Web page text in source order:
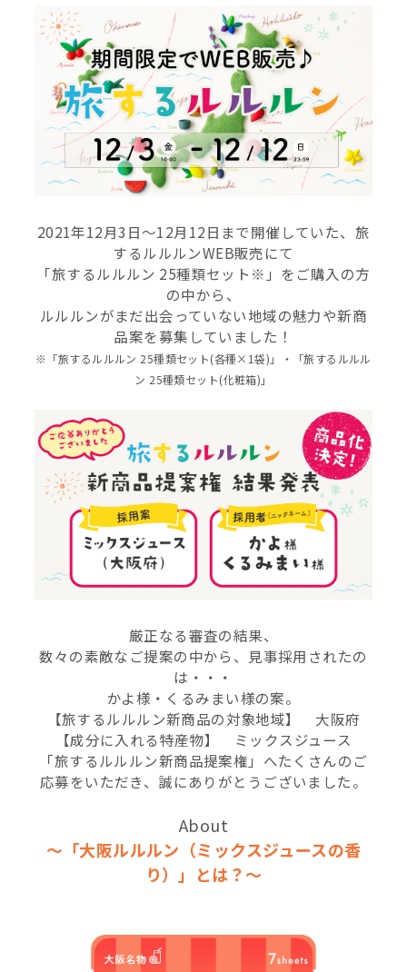
2021年12月3日～12月12日まで開催していた、旅
するルルルンWEB販売にて
「旅するルルルン 25種類セット※」をご購入の方
の中から、
ルルルンがまだ出会っていない地域の魅力や新商
品案を募集していました！
※「旅するルルルン 25種類セット(各種×1袋)」・「旅するルルル
ン 25種類セット(化粧箱)」
厳正なる審査の結果、
数々の素敵なご提案の中から、見事採用されたの
は・・・
かよ様・くるみまい様の案。
【旅するルルルン新商品の対象地域】 大阪府
【成分に入れる特産物】 ミックスジュース
「旅するルルルン新商品提案権」へたくさんのご
応募をいただき、誠にありがとうございました。
About
～「大阪ルルルン（ミックスジュースの香
り）」とは？～